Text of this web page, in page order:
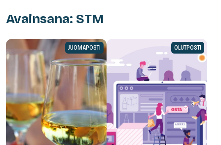
Avainsana: STM
JUOMAPOSTI OLUTPOSTI